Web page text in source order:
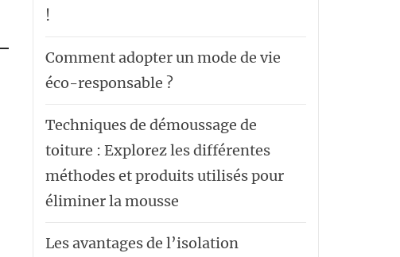
!
Comment adopter un mode de vie
éco-responsable ?
Techniques de démoussage de
toiture : Explorez les différentes
méthodes et produits utilisés pour
éliminer la mousse
Les avantages de l’isolation